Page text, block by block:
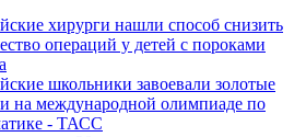
хирурги нашли способ снизить
операций у детей с пороками
школьники завоевали золотые
на международной олимпиаде по
- ТАСС